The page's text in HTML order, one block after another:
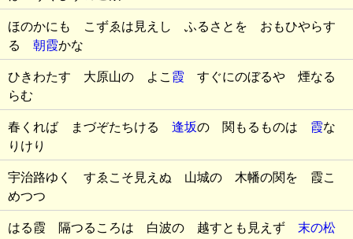
ほのかにも こずゑは見えし ふるさとを おもひやらす
る 朝霞かな
ひきわたす 大原山の よこ 霞 すぐにのぼるや 煙なる
らむ
春くれば まづぞたちける 逢坂の 関もるものは 霞な
りけり
宇治路ゆく すゑこそ見えぬ 山城の 木幡の関を 霞こ
めつつ
はる霞 隔つるころは 白波の 越すとも見えず 末の松